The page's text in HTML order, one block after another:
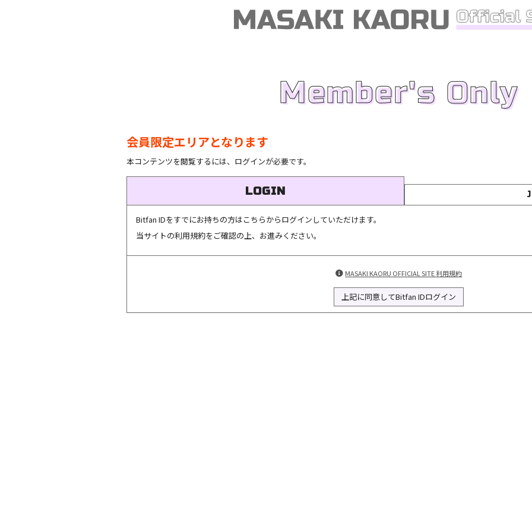
Member's Only
会員限定エリアとなります
本コンテンツを閲覧するには、ログインが必要です。
LOGIN
Bitfan IDをすでにお持ちの方はこちらからログインしていただけます。
当サイトの利用規約をご確認の上、お進みください。
MASAKI KAORU OFFICIAL SITE 利用規約
上記に同意してBitfan IDログイン